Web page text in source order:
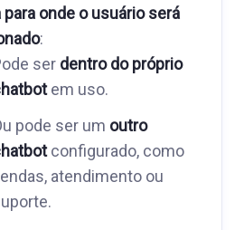
para onde o usuário será
:
ser dentro do próprio
em uso.
pode ser um outro
configurado, como
atendimento ou